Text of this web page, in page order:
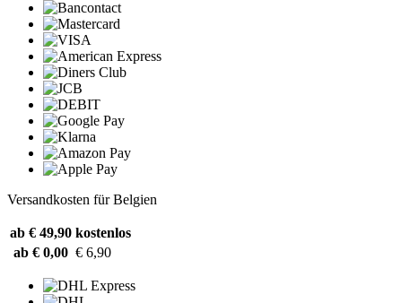
Versandkosten für Belgien
ab € 49,90 kostenlos
ab € 0,00 € 6,90